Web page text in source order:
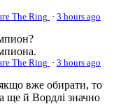
The Ring · 3 hours ago
The Ring · 3 hours ago
вже обирати, то
ще й Вордлі значно